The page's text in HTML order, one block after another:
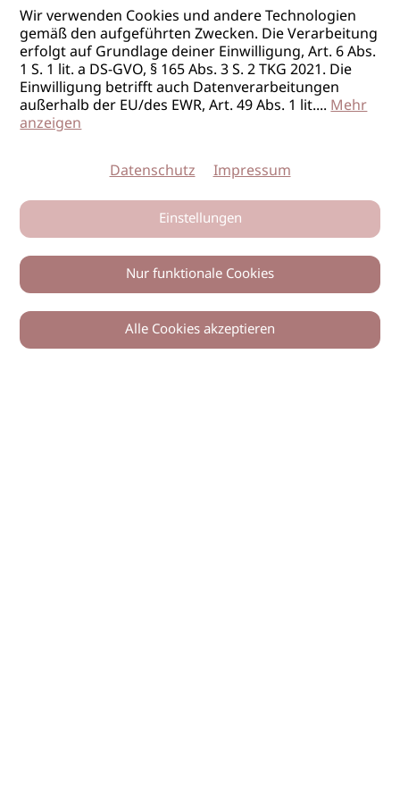
0
Wir verwenden Cookies und andere Technologien
gemäß den aufgeführten Zwecken. Die Verarbeitung
erfolgt auf Grundlage deiner Einwilligung, Art. 6 Abs.
1 S. 1 lit. a DS-GVO, § 165 Abs. 3 S. 2 TKG 2021. Die
Einwilligung betrifft auch Datenverarbeitungen
außerhalb der EU/des EWR, Art. 49 Abs. 1 lit....Mehr
anzeigen
Datenschutz Impressum
Einstellungen
Nur funktionale Cookies
Alle Cookies akzeptieren